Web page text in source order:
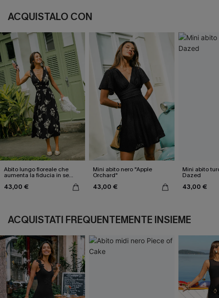
ACQUISTALO CON
Abito lungo floreale che
aumenta la fiducia in se
43,00 €
Mini abito nero "Apple
Orchard"
43,00 €
Mini abito
Dazed
43,00 €
ACQUISTATI FREQUENTEMENTE INSIEME